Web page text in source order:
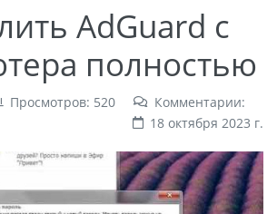
AdGuard с
полностью
Просмотров: 520
Комментарии:
18 октября 2023 г.